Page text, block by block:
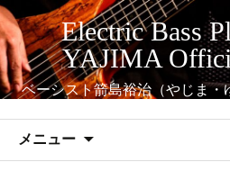
コ
ン
テ
ン
ツ
へ
Electric Bass
YAJIMA
ベーシスト箭島裕治（やじま・
メニュー